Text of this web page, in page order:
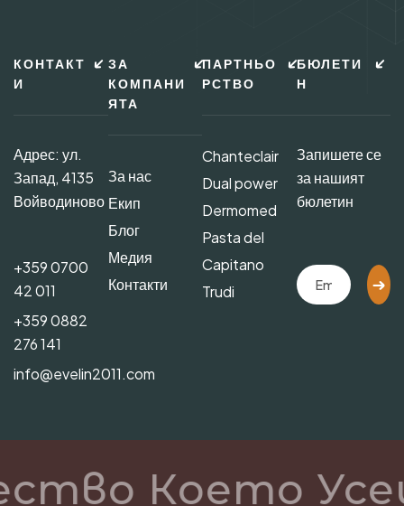
КОНТАКТ
И
Адрес: ул.
Запад, 4135
Войводиново
+359 0700
42 011
+359 0882
276 141
info@evelin2011.com
ЗА
КОМПАНИ
ЯТА
За нас
Екип
Блог
Медия
Контакти
ПАРТНЬО
РСТВО
Chanteclair
Dual power
Dermomed
Pasta del
Capitano
Trudi
БЮЛЕТИ
Н
Запишете се
за нашият
бюлетин
Което